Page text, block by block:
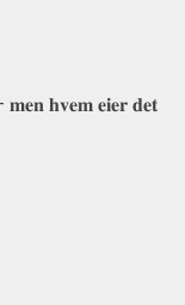
𝐦𝐞𝐧 𝐡𝐯𝐞𝐦 𝐞𝐢𝐞𝐫 𝐝𝐞𝐭